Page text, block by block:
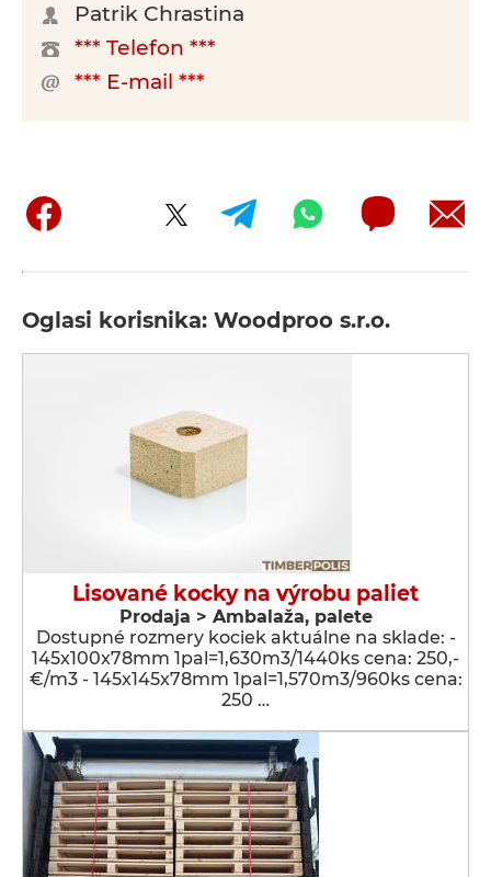
Patrik Chrastina
*** Telefon ***
*** E-mail ***
Oglasi korisnika: Woodproo s.r.o.
Lisované kocky na výrobu paliet
Prodaja > Ambalaža, palete
Dostupné rozmery kociek aktuálne na sklade: -
145x100x78mm 1pal=1,630m3/1440ks cena: 250,-
€/m3 - 145x145x78mm 1pal=1,570m3/960ks cena:
250 …